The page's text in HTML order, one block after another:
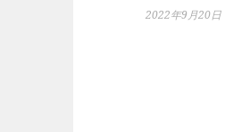
2022年9月20日